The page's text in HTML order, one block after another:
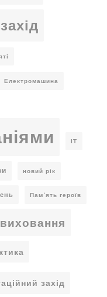
Електромашина
ІТ
новий рік
Пам’ять героїв
захід